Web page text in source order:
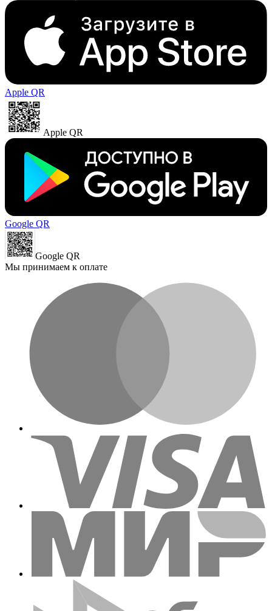
Apple QR
Apple QR
Google QR
Google QR
Мы принимаем к оплате